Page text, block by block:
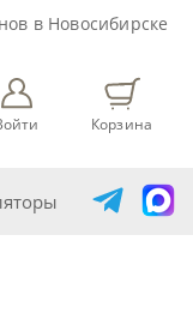
в Новосибирске
Корзина